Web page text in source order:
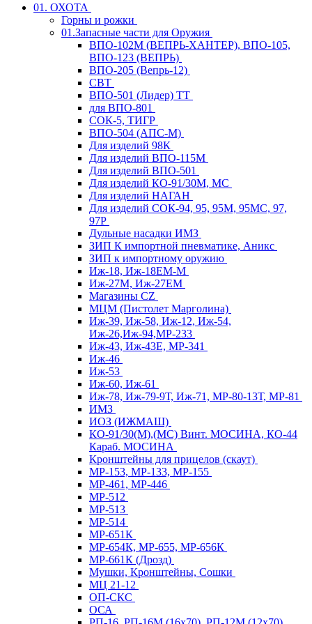
01. ОХОТА
Горны и рожки
01.Запасные части для Оружия
ВПО-102М (ВЕПРЬ-ХАНТЕР), ВПО-105,
ВПО-123 (ВЕПРЬ)
ВПО-205 (Вепрь-12)
СВТ
ВПО-501 (Лидер) ТТ
для ВПО-801
СОК-5, ТИГР
ВПО-504 (АПС-М)
Для изделий 98К
Для изделий ВПО-115М
Для изделий ВПО-501
Для изделий КО-91/30М, МС
Для изделий НАГАН
Для изделий СОК-94, 95, 95М, 95МС, 97,
97Р
Дульные насадки ИМЗ
ЗИП К импортной пневматике, Аникс
ЗИП к импортному оружию
Иж-18, Иж-18ЕМ-М
Иж-27М, Иж-27ЕМ
Магазины CZ
МЦМ (Пистолет Марголина)
Иж-39, Иж-58, Иж-12, Иж-54,
Иж-26,Иж-94,МР-233
Иж-43, Иж-43Е, МР-341
Иж-46
Иж-53
Иж-60, Иж-61
Иж-78, Иж-79-9Т, Иж-71, МР-80-13Т, МР-81
ИМЗ
ИОЗ (ИЖМАШ)
КО-91/30(М),(МС) Винт. МОСИНА, КО-44
Караб. МОСИНА
Кронштейны для прицелов (скаут)
МР-153, МР-133, МР-155
МР-461, МР-446
МР-512
МР-513
МР-514
МР-651К
МР-654К, МР-655, МР-656К
МР-661К (Дрозд)
Мушки, Кронштейны, Сошки
МЦ 21-12
ОП-СКС
ОСА